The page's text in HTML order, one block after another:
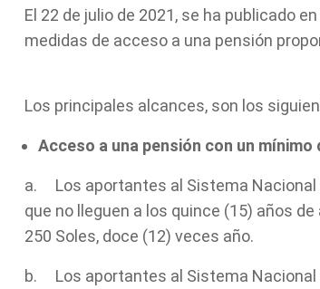
El 22 de julio de 2021, se ha publicado en
medidas de acceso a una pensión
Los principales alcances, son los
Acceso a una pensión con un
a. Los aportantes al Sistema Nacional
que no lleguen a los quince (15) años
250 Soles, doce (12) veces año.
b. Los aportantes al Sistema Nacional